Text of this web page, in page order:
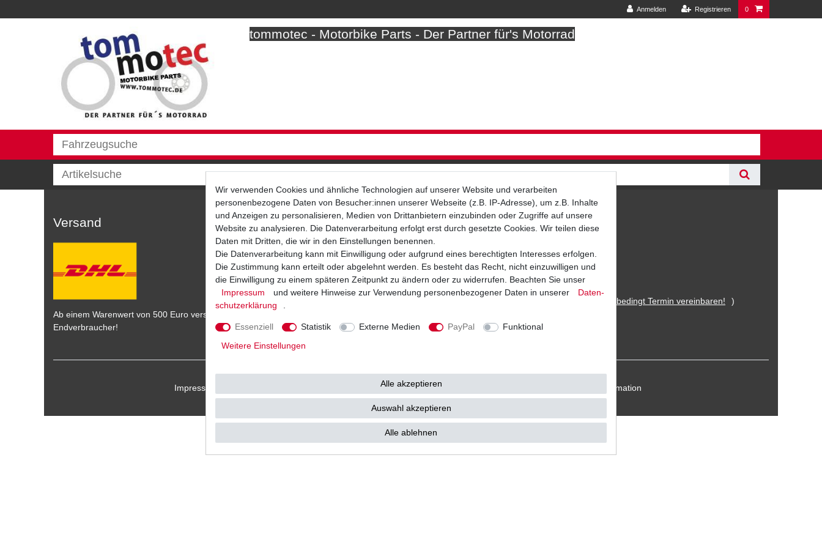
Anmelden Registrieren 0
tommotec - Motorbike Parts - Der Partner für's Motorrad
Versand
Ab einem Warenwert von 500 Euro versenden wir die Ware kostenlos zu Ihnen als
Endverbraucher!
Bezahlarten
Bitte unbedingt Termin vereinbaren! )
Impressum Widerrufs­recht Kontakt / Reklamation
Wir verwenden Cookies und ähnliche Technologien auf unserer Website und verarbeiten
personenbezogene Daten von Besucher:innen unserer Webseite (z.B. IP-Adresse), um z.B. Inhalte
und Anzeigen zu personalisieren, Medien von Drittanbietern einzubinden oder Zugriffe auf unsere
Website zu analysieren. Die Datenverarbeitung erfolgt erst durch gesetzte Cookies. Wir teilen diese
Daten mit Dritten, die wir in den Einstellungen benennen.
Die Datenverarbeitung kann mit Einwilligung oder aufgrund eines berechtigten Interesses erfolgen.
Die Zustimmung kann erteilt oder abgelehnt werden. Es besteht das Recht, nicht einzuwilligen und
die Einwilligung zu einem späteren Zeitpunkt zu ändern oder zu widerrufen. Beachten Sie unser
Impressum
und weitere Hinweise zur Verwendung personenbezogener Daten in unserer
Daten­
schutz­erklärung
Essenziell Statistik Externe Medien PayPal
Funktional
Weitere Einstellungen
Alle akzeptieren
Auswahl akzeptieren
Alle ablehnen